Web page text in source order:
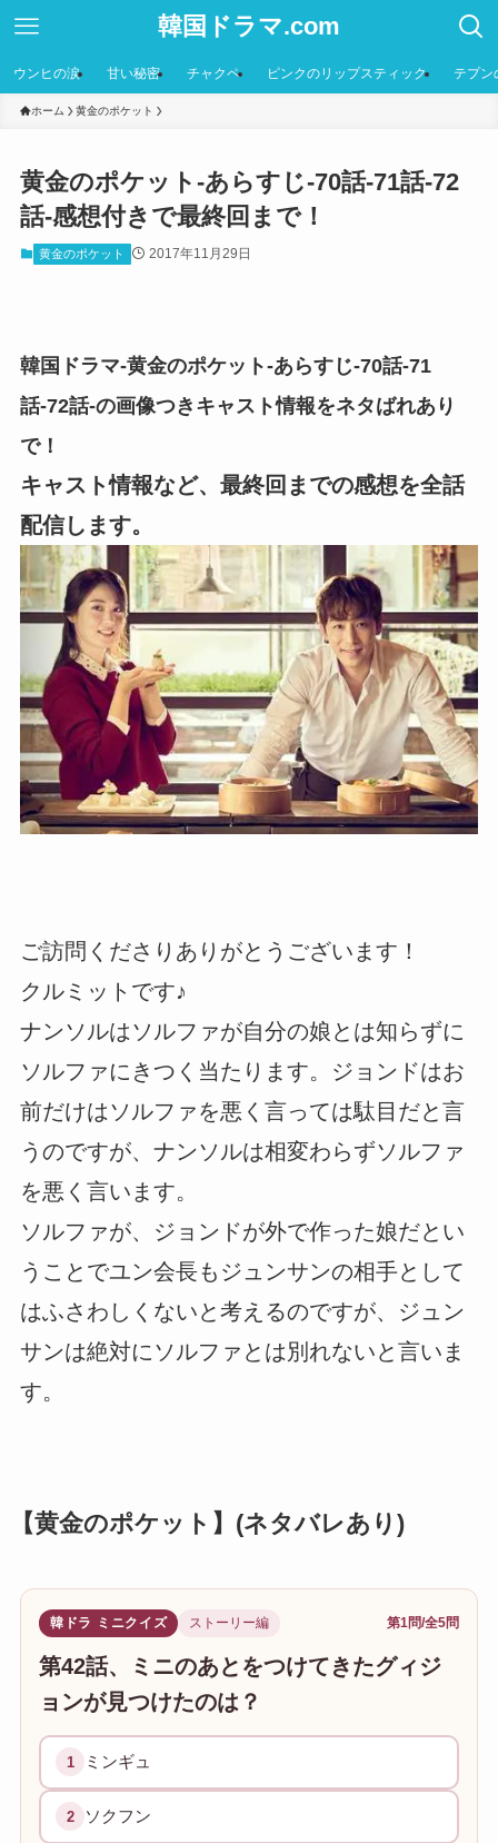
韓国ドラマ.com
ウンヒの涙 甘い秘密 チャクペ ピンクのリップスティック テプン
ホーム 黄金のポケット
黄金のポケット-あらすじ-70話-71話-72
話-感想付きで最終回まで！
黄金のポケット 2017年11月29日
韓国ドラマ-黄金のポケット-あらすじ-70話-71
話-72話-の画像つきキャスト情報をネタばれあり
で！
キャスト情報など、最終回までの感想を全話
配信します。
ご訪問くださりありがとうございます！
クルミットです♪
ナンソルはソルファが自分の娘とは知らずに
ソルファにきつく当たります。ジョンドはお
前だけはソルファを悪く言っては駄目だと言
うのですが、ナンソルは相変わらずソルファ
を悪く言います。
ソルファが、ジョンドが外で作った娘だとい
うことでユン会長もジュンサンの相手として
はふさわしくないと考えるのですが、ジュン
サンは絶対にソルファとは別れないと言いま
す。
【黄金のポケット】(ネタバレあり)
韓ドラ ミニクイズ ストーリー編 第1問/全5問
第42話、ミニのあとをつけてきたグィジ
ョンが見つけたのは？
1 ミンギュ
2 ソクフン